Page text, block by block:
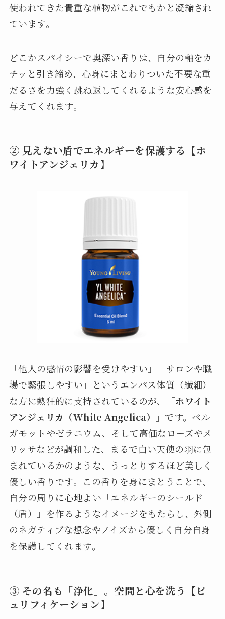
使われてきた貴重な植物がこれでもかと凝縮され
ています。
どこかスパイシーで奥深い香りは、自分の軸をカ
チッと引き締め、心身にまとわりついた不要な重
だるさを力強く跳ね返してくれるような安心感を
与えてくれます。
② 見えない盾でエネルギーを保護する【ホ
ワイトアンジェリカ】
「他人の感情の影響を受けやすい」「サロンや職
場で緊張しやすい」というエンパス体質（繊細）
な方に熱狂的に支持されているのが、
「ホワイト
アンジェリカ（White Angelica）」 です。ベル
ガモットやゼラニウム、そして高価なローズやメ
リッサなどが調和した、まるで白い天使の羽に包
まれているかのような、うっとりするほど美しく
優しい香りです。この香りを身にまとうことで、
自分の周りに心地よい「エネルギーのシールド
（盾）」を作るようなイメージをもたらし、外側
のネガティブな想念やノイズから優しく自分自身
を保護してくれます。
③ その名も「浄化」。空間と心を洗う【ピ
ュリフィケーション】